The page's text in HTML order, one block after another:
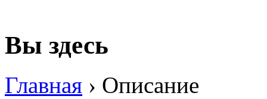
Вы здесь
Главная › Описание